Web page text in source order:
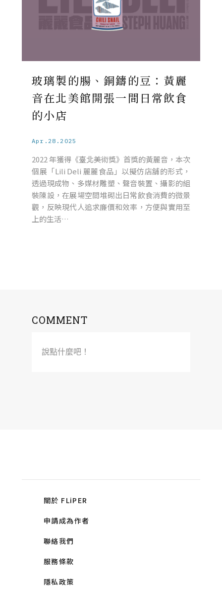
玻璃製的腸、銅鑄的豆：黃麗
音在北美館開張一間日常飲食
的小店
Apr.28.2025
2022 年獲得《臺北美術獎》首獎的黃麗音，本次
個展「Lili Deli 麗麗食品」以擬仿店舖的形式，
透過現成物、多媒材雕塑、聲音裝置、攝影的組
裝陳設，在展場空間堆砌出日常飲食消費的微景
觀，反映現代人追求廉價和效率，方便與實用至
上的生活…
COMMENT
說點什麼吧！
關於 FLiPER
申請成為作者
聯絡我們
服務條款
隱私政策